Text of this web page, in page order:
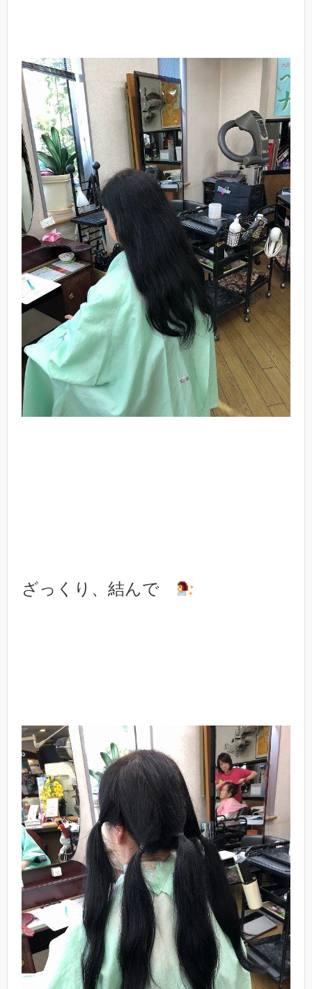
ざっくり、結んで